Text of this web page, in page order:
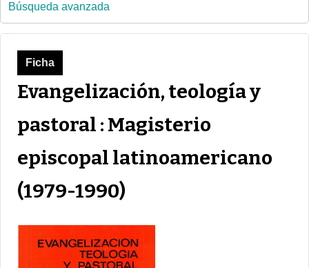
Búsqueda avanzada
Evangelización, teología y
pastoral : Magisterio
episcopal latinoamericano
(1979-1990)
Ficha